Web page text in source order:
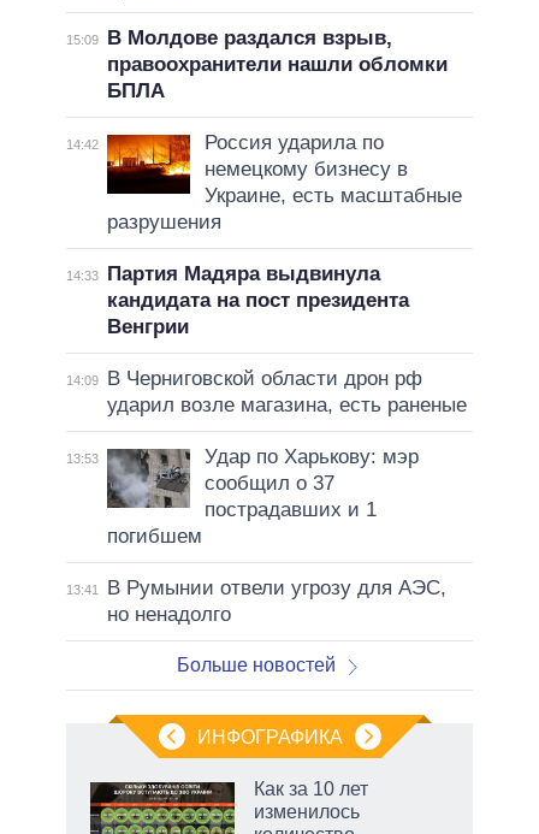
15:09
В Молдове раздался взрыв,
правоохранители нашли обломки
БПЛА
14:42
Россия ударила по
немецкому бизнесу в
Украине, есть масштабные
разрушения
14:33
Партия Мадяра выдвинула
кандидата на пост президента
Венгрии
14:09
В Черниговской области дрон рф
ударил возле магазина, есть раненые
13:53
Удар по Харькову: мэр
сообщил о 37
пострадавших и 1
погибшем
13:41
В Румынии отвели угрозу для АЭС,
но ненадолго
Больше новостей
ИНФОГРАФИКА
Как за 10 лет
изменилось